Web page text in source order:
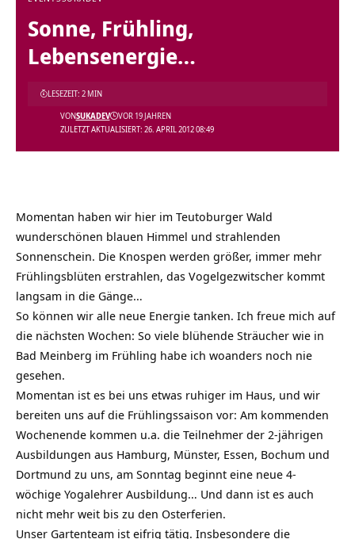
Sonne, Frühling,
Lebensenergie…
ZULETZT AKTUALISIERT: 26. APRIL 2012 08:49
VONSUKADEV VOR 19 JAHREN
LESEZEIT: 2 MIN
Momentan haben wir hier im Teutoburger Wald
wunderschönen blauen Himmel und strahlenden
Sonnenschein. Die Knospen werden größer, immer mehr
Frühlingsblüten erstrahlen, das Vogelgezwitscher kommt
langsam in die Gänge…
So können wir alle neue Energie tanken. Ich freue mich auf
die nächsten Wochen: So viele blühende Sträucher wie in
Bad Meinberg im Frühling habe ich woanders noch nie
gesehen.
Momentan ist es bei uns etwas ruhiger im Haus, und wir
bereiten uns auf die Frühlingssaison vor: Am kommenden
Wochenende kommen u.a. die Teilnehmer der 2-jährigen
Ausbildungen aus Hamburg, Münster, Essen, Bochum und
Dortmund zu uns, am Sonntag beginnt eine neue 4-
wöchige Yogalehrer Ausbildung… Und dann ist es auch
nicht mehr weit bis zu den Osterferien.
Unser Gartenteam ist eifrig tätig. Insbesondere die